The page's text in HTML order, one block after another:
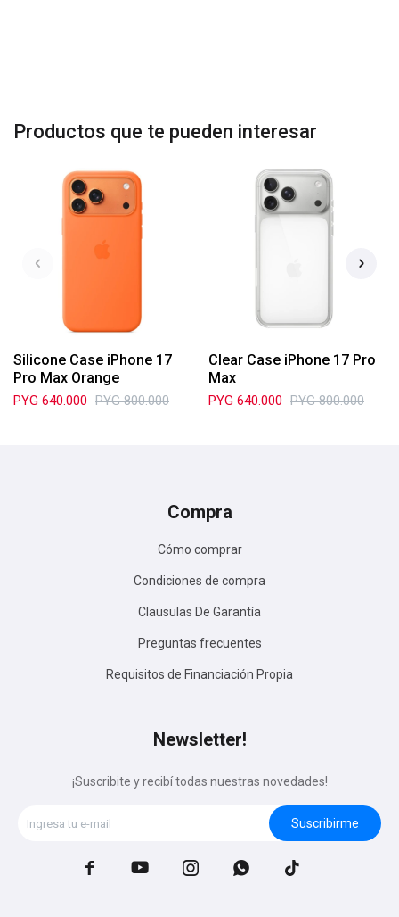
Productos que te pueden interesar
Silicone Case iPhone 17
Pro Max Orange
PYG 640.000 PYG 800.000
Clear Case iPhone 17 Pro
Max
PYG 640.000 PYG 800.000
Compra
Cómo comprar
Condiciones de compra
Clausulas De Garantía
Preguntas frecuentes
Requisitos de Financiación Propia
Newsletter!
¡Suscribite y recibí todas nuestras novedades!
Suscribirme
    